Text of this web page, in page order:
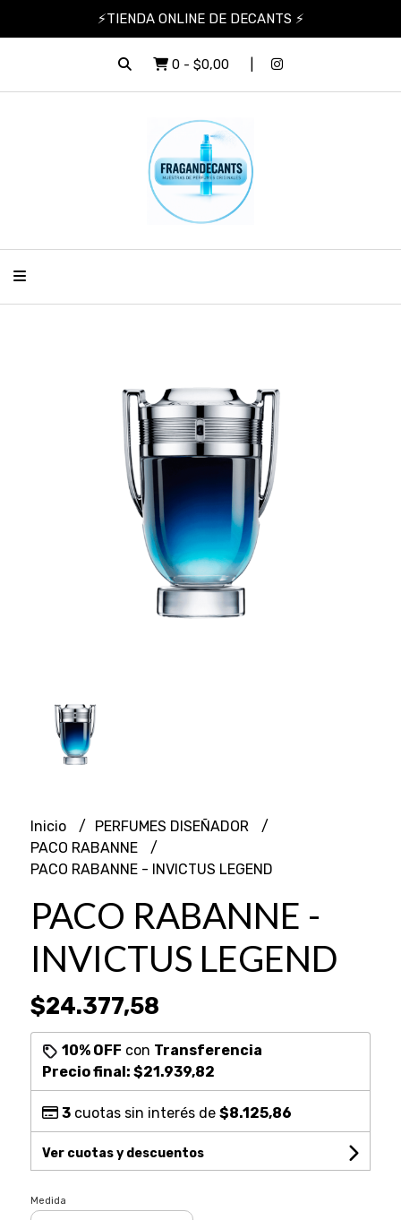
⚡TIENDA ONLINE DE DECANTS ⚡
0 - $0,00
Inicio
PERFUMES DISEÑADOR
PACO RABANNE
PACO RABANNE - INVICTUS LEGEND
PACO RABANNE -
INVICTUS LEGEND
$24.377,58
10% OFF con Transferencia
Precio final: $21.939,82
3cuotas sin interés de $8.125,86
Ver cuotas y descuentos
Medida